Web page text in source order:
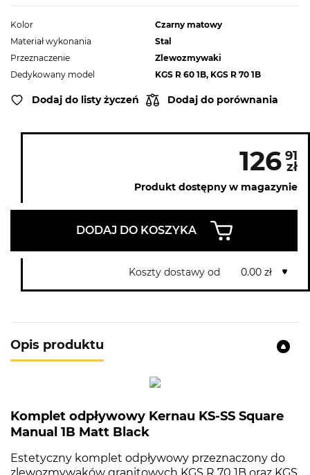
Kolor
Czarny matowy
Materiał wykonania
Stal
Przeznaczenie
Zlewozmywaki
Dedykowany model
KGS R 60 1B, KGS R 70 1B
Dodaj do listy życzeń Dodaj do porównania
126 91
zł
Produkt dostępny w magazynie
DODAJ DO KOSZYKA
Koszty dostawy od 0.00 zł
Opis produktu
Komplet odpływowy Kernau KS-SS Square
Manual 1B Matt Black
Estetyczny komplet odpływowy przeznaczony do